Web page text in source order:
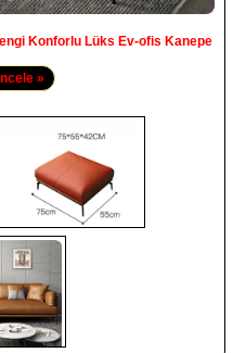
Konforlu Lüks Ev-ofis Kanepe
»